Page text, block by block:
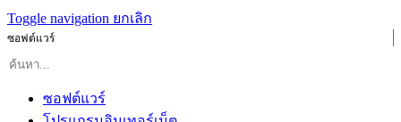
Toggle navigation ยกเลิก
ซอฟต์แวร์
ซอฟต์แวร์